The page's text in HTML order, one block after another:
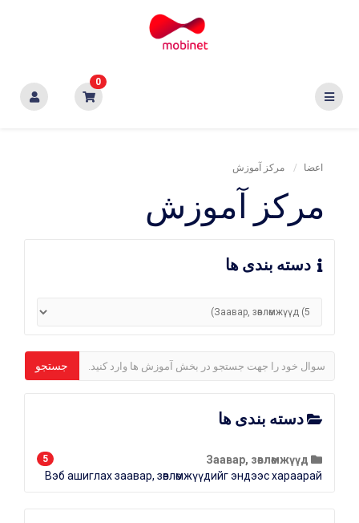
0
اعضا مرکز آموزش
مرکز آموزش
دسته بندی ها
دسته بندی ها
Заавар, зөвлөмжүүд
5
Вэб ашиглах заавар, зөвлөмжүүдийг эндээс хараарай